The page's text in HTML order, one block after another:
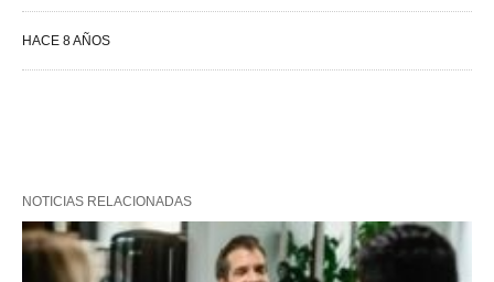
HACE 8 AÑOS
NOTICIAS RELACIONADAS